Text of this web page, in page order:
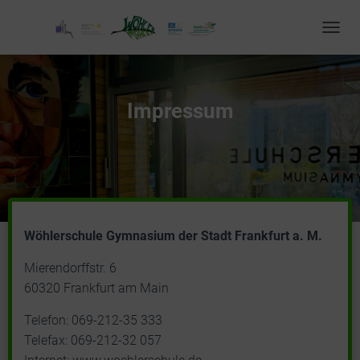
O
G
A
V
G
Impressum
Wöhlerschule Gymnasium der Stadt Frankfurt a. M.
Mierendorffstr. 6
60320 Frankfurt am Main
Telefon: 069-212-35 333
Telefax: 069-212-32 057